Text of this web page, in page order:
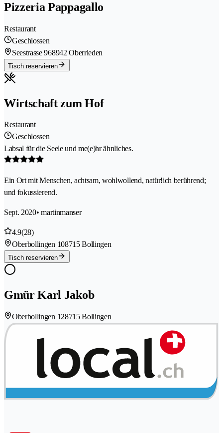
Pizzeria Pappagallo
Restaurant
Geschlossen
Seestrasse 968942 Oberrieden
Tisch reservieren
Wirtschaft zum Hof
Restaurant
Geschlossen
Labsal für die Seele und me(e)hr ähnliches.
Ein Ort mit Menschen, achtsam, wohlwollend, natür!ich berührend;
und fokussierend.
Sept. 2020• martinmanser
4.9(28)
Oberbollingen 108715 Bollingen
Tisch reservieren
Gmür Karl Jakob
Oberbollingen 128715 Bollingen